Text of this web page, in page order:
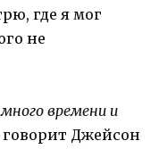
где я мог
не
времени и
Джейсон